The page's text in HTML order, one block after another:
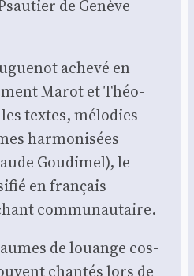
de Genève
ache­vé en
Marot et Théo­
textes, mélo­dies
har­mo­ni­sées
Gou­di­mel), le
en fran­çais
com­mu­nau­taire.
de louange cos­
chan­tés lors de